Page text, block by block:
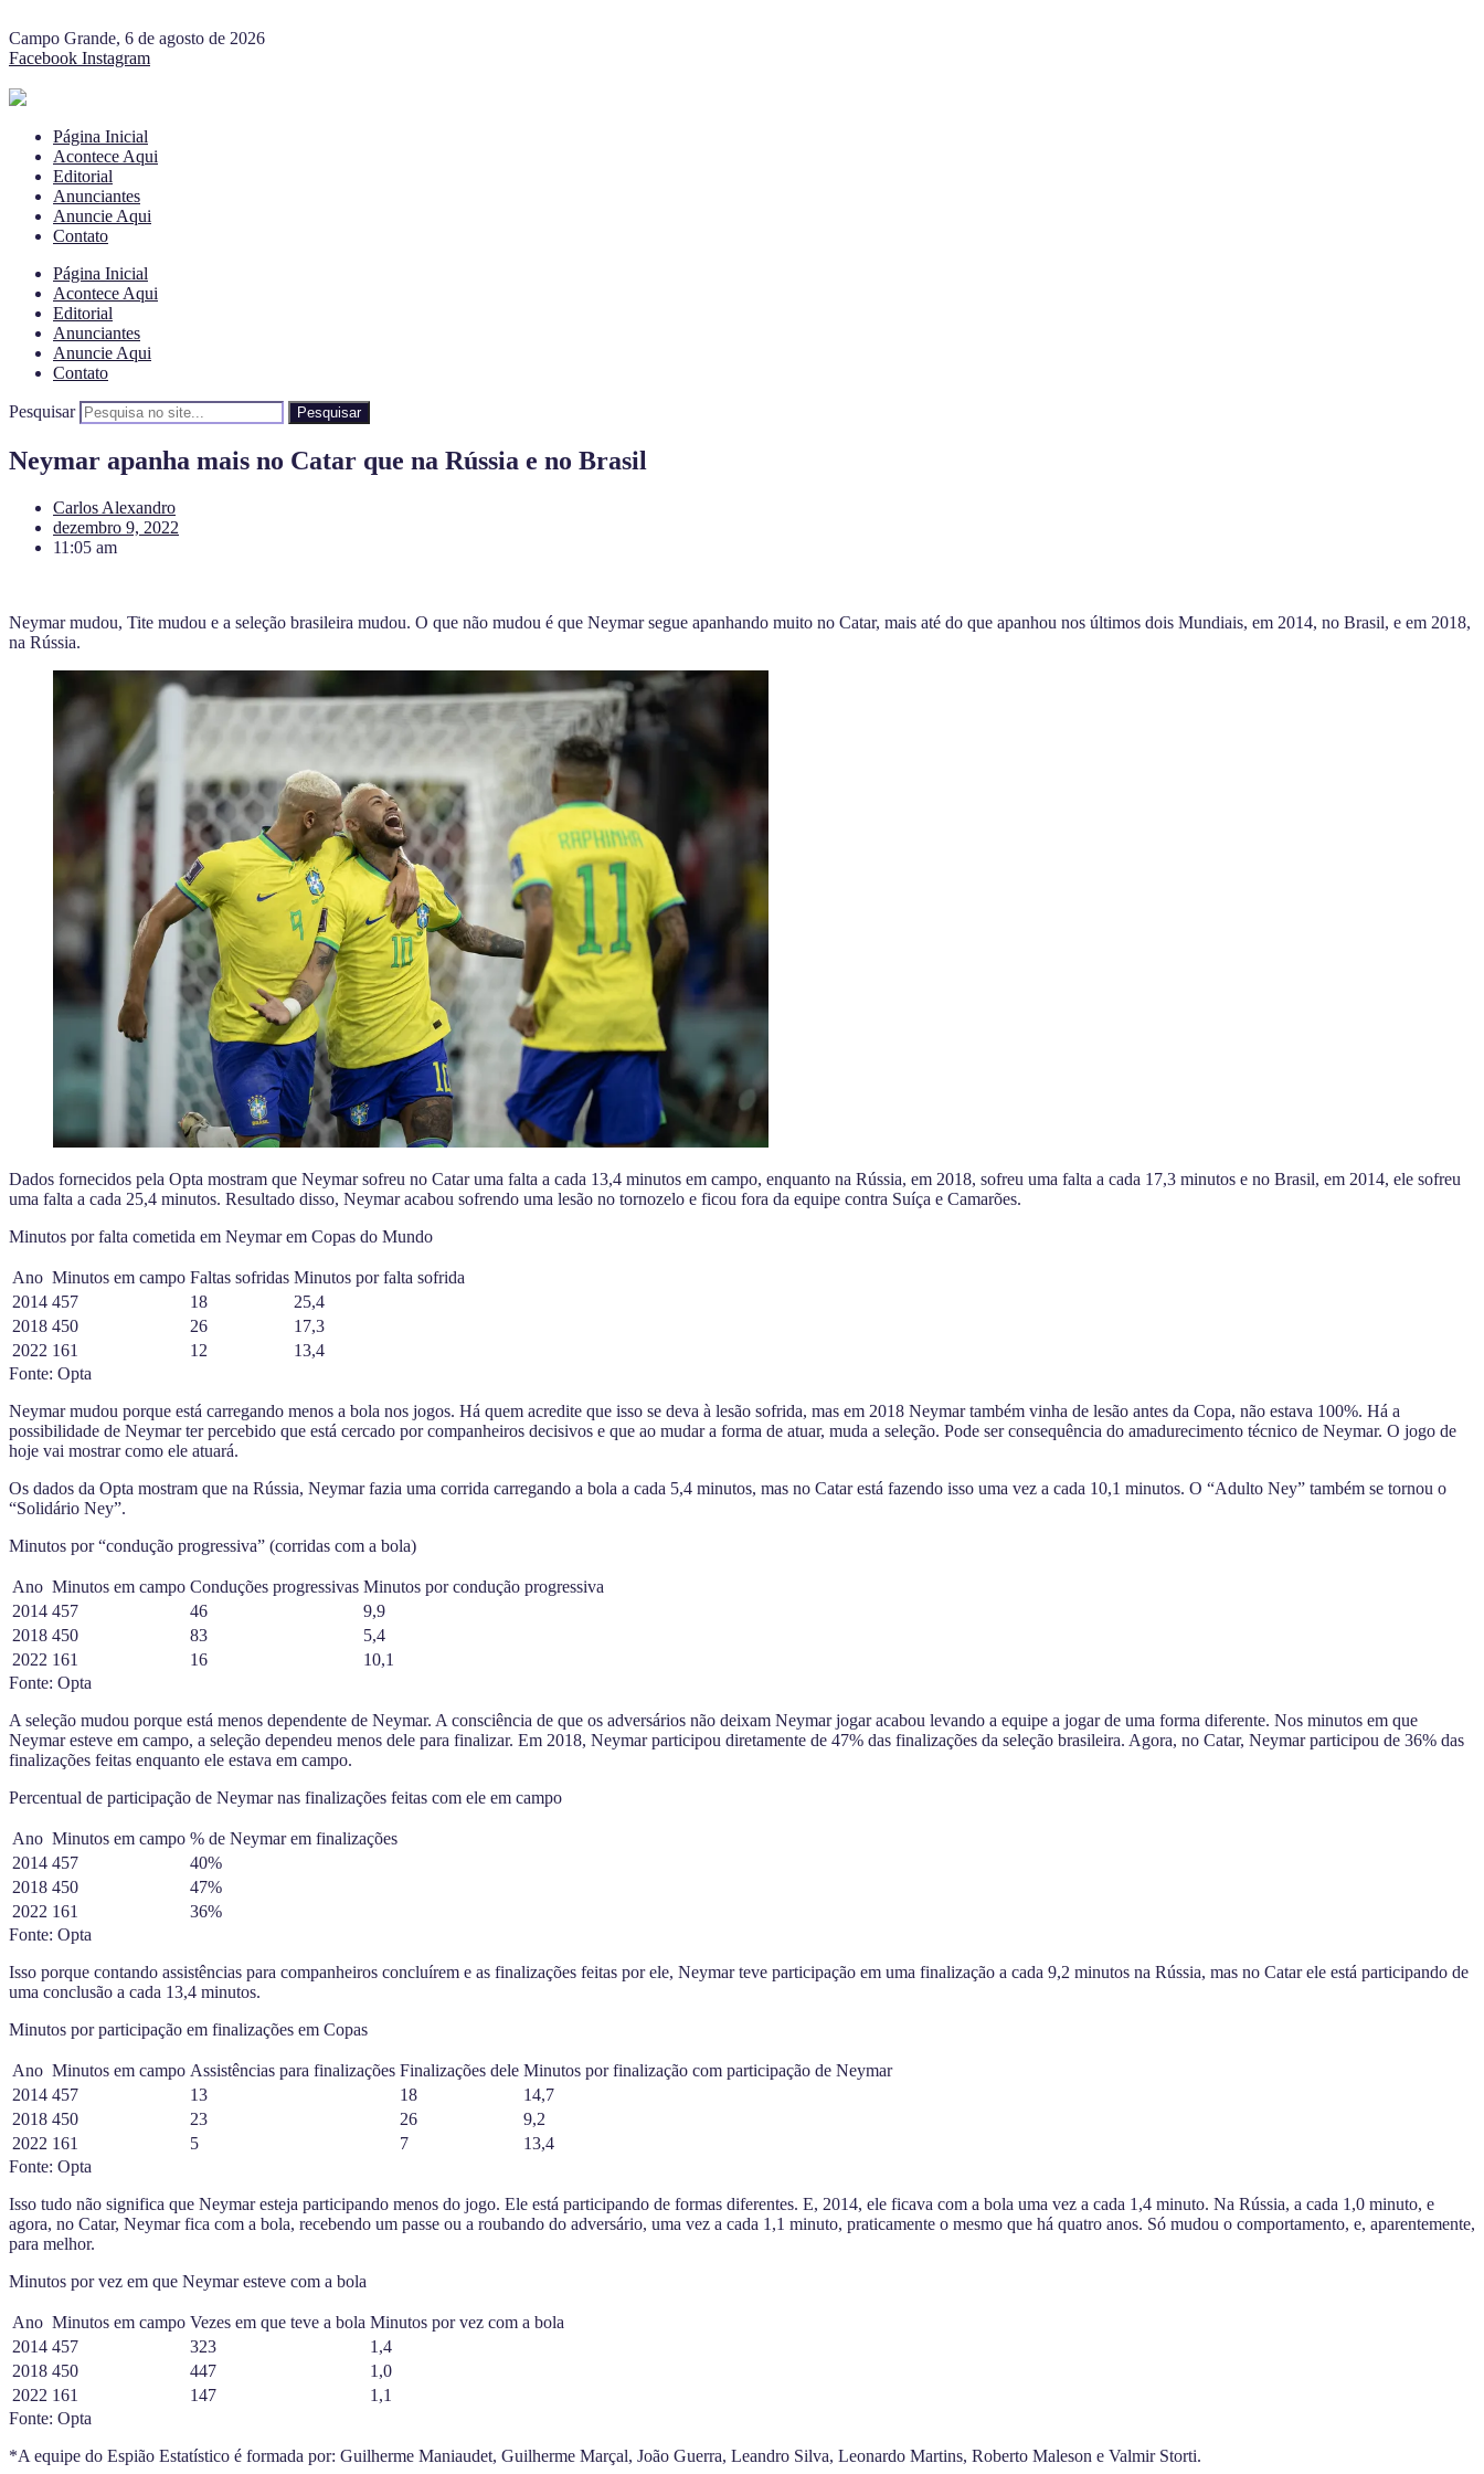
Campo Grande, 6 de agosto de 2026
Facebook Instagram
Página Inicial
Acontece Aqui
Editorial
Anunciantes
Anuncie Aqui
Contato
Página Inicial
Acontece Aqui
Editorial
Anunciantes
Anuncie Aqui
Contato
Pesquisar Pesquisar
Neymar apanha mais no Catar que na Rússia e no Brasil
Carlos Alexandro
dezembro 9, 2022
11:05 am
Neymar mudou, Tite mudou e a seleção brasileira mudou. O que não mudou é que Neymar segue apanhando muito no Catar, mais até do que apanhou nos últimos dois Mundiais, em 2014, no Brasil, e em 2018,
na Rússia.
Dados fornecidos pela Opta mostram que Neymar sofreu no Catar uma falta a cada 13,4 minutos em campo, enquanto na Rússia, em 2018, sofreu uma falta a cada 17,3 minutos e no Brasil, em 2014, ele sofreu
uma falta a cada 25,4 minutos. Resultado disso, Neymar acabou sofrendo uma lesão no tornozelo e ficou fora da equipe contra Suíça e Camarões.
Minutos por falta cometida em Neymar em Copas do Mundo
Ano Minutos em campo Faltas sofridas Minutos por falta sofrida
2014 457 18
25,4
2018 450 26
17,3
2022 161 12
13,4
Fonte: Opta
Neymar mudou porque está carregando menos a bola nos jogos. Há quem acredite que isso se deva à lesão sofrida, mas em 2018 Neymar também vinha de lesão antes da Copa, não estava 100%. Há a
possibilidade de Neymar ter percebido que está cercado por companheiros decisivos e que ao mudar a forma de atuar, muda a seleção. Pode ser consequência do amadurecimento técnico de Neymar. O jogo de
hoje vai mostrar como ele atuará.
Os dados da Opta mostram que na Rússia, Neymar fazia uma corrida carregando a bola a cada 5,4 minutos, mas no Catar está fazendo isso uma vez a cada 10,1 minutos. O “Adulto Ney” também se tornou o
“Solidário Ney”.
Minutos por “condução progressiva” (corridas com a bola)
Ano Minutos em campo Conduções progressivas Minutos por condução progressiva
2014 457 46
9,9
2018 450 83
5,4
2022 161 16
10,1
Fonte: Opta
A seleção mudou porque está menos dependente de Neymar. A consciência de que os adversários não deixam Neymar jogar acabou levando a equipe a jogar de uma forma diferente. Nos minutos em que
Neymar esteve em campo, a seleção dependeu menos dele para finalizar. Em 2018, Neymar participou diretamente de 47% das finalizações da seleção brasileira. Agora, no Catar, Neymar participou de 36% das
finalizações feitas enquanto ele estava em campo.
Percentual de participação de Neymar nas finalizações feitas com ele em campo
Ano Minutos em campo % de Neymar em finalizações
2014 457
40%
2018 450
47%
2022 161
36%
Fonte: Opta
Isso porque contando assistências para companheiros concluírem e as finalizações feitas por ele, Neymar teve participação em uma finalização a cada 9,2 minutos na Rússia, mas no Catar ele está participando de
uma conclusão a cada 13,4 minutos.
Minutos por participação em finalizações em Copas
Ano Minutos em campo Assistências para finalizações Finalizações dele Minutos por finalização com participação de Neymar
2014 457 13 18
14,7
2018 450 23 26
9,2
2022 161 5 7
13,4
Fonte: Opta
Isso tudo não significa que Neymar esteja participando menos do jogo. Ele está participando de formas diferentes. E, 2014, ele ficava com a bola uma vez a cada 1,4 minuto. Na Rússia, a cada 1,0 minuto, e
agora, no Catar, Neymar fica com a bola, recebendo um passe ou a roubando do adversário, uma vez a cada 1,1 minuto, praticamente o mesmo que há quatro anos. Só mudou o comportamento, e, aparentemente,
para melhor.
Minutos por vez em que Neymar esteve com a bola
Ano Minutos em campo Vezes em que teve a bola Minutos por vez com a bola
2014 457 323
1,4
2018 450 447
1,0
2022 161 147
1,1
Fonte: Opta
*A equipe do Espião Estatístico é formada por: Guilherme Maniaudet, Guilherme Marçal, João Guerra, Leandro Silva, Leonardo Martins, Roberto Maleson e Valmir Storti.